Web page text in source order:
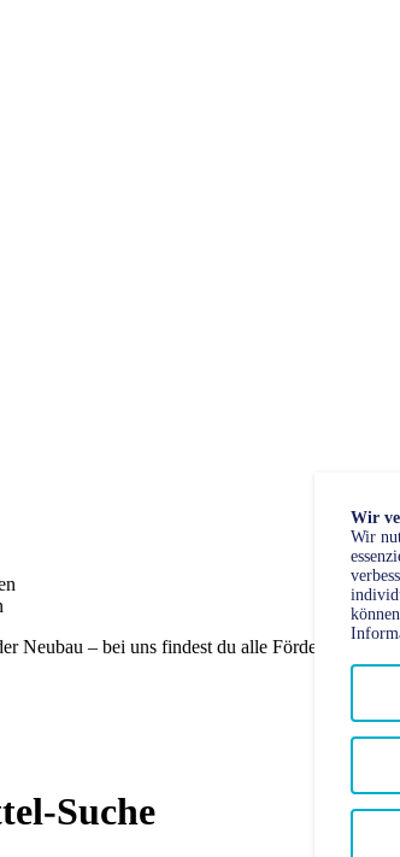
Neubau – bei uns findest du alle
Suche
Wir
Wir